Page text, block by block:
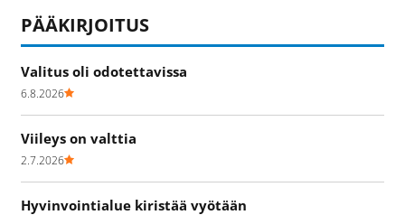
PÄÄKIRJOITUS
Valitus oli odotettavissa
6.8.2026
Viileys on valttia
2.7.2026
Hyvinvointialue kiristää vyötään